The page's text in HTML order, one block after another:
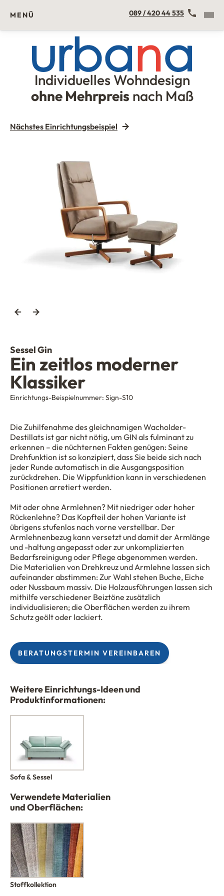
Urbana Möbel
Individuelles Wohndesign
ohne Mehrpreis nach Maß
MENÜ
Kontakt 089 / 420 44 535
Nächstes Einrichtungsbeispiel
Sessel Gin
Ein zeitlos moderner
Klassiker
Einrichtungs-Beispielnummer: Sign-S10
Die Zuhilfenahme des gleichnamigen Wacholder-
Destillats ist gar nicht nötig, um GIN als fulminant zu
erkennen – die nüchternen Fakten genügen: Seine
Drehfunktion ist so konzipiert, dass Sie beide sich nach
jeder Runde automatisch in die Ausgangsposition
zurückdrehen. Die Wippfunktion kann in verschiedenen
Positionen arretiert werden.
Mit oder ohne Armlehnen? Mit niedriger oder hoher
Rückenlehne? Das Kopfteil der hohen Variante ist
übrigens stufenlos nach vorne verstellbar. Der
Armlehnenbezug kann versetzt und damit der Armlänge
und -haltung angepasst oder zur unkomplizierten
Bedarfsreinigung oder Pflege abgenommen werden.
Die Materialien von Drehkreuz und Armlehne lassen sich
aufeinander abstimmen: Zur Wahl stehen Buche, Eiche
oder Nussbaum massiv. Die Holzausführungen lassen sich
mithilfe verschiedener Beiztöne zusätzlich
individualisieren; die Oberflächen werden zu ihrem
Schutz geölt oder lackiert.
BERATUNGSTERMIN VEREINBAREN
Weitere Einrichtungs-Ideen und
Produktinformationen:
Sofa & Sessel
Verwendete Materialien
und Oberflächen:
Stoffkollektion